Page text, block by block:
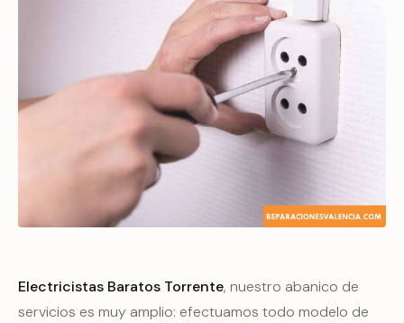
Electricistas Baratos Torrente, nuestro abanico de
servicios es muy amplio: efectuamos todo modelo de